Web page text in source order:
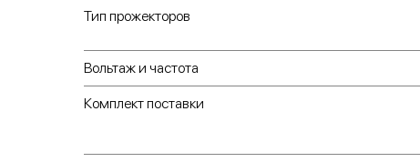
Тип прожекторов
Вольтаж и частота
Комплект поставки